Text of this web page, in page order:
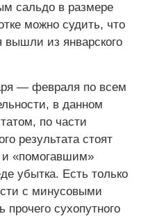
сальдо в размере
можно судить, что
из январского
— февраля по всем
в данном
по части
результата стоят
«помогавшим»
убытка. Есть только
с минусовыми
сухопутного